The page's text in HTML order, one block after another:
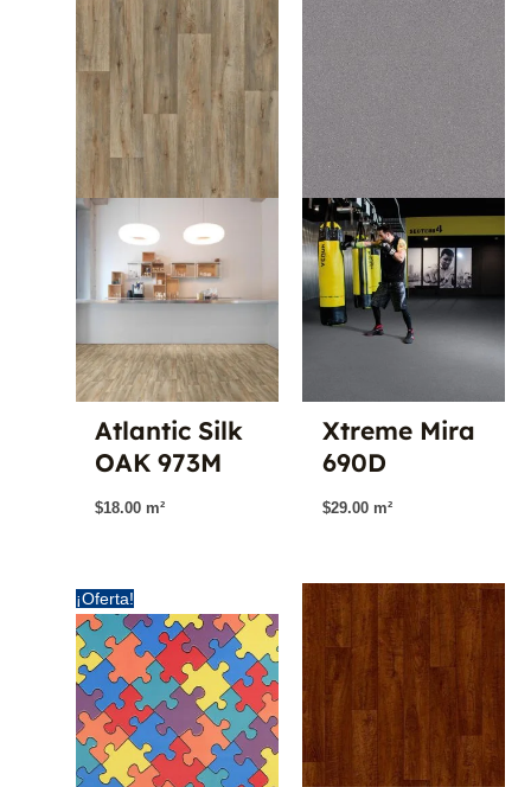
Atlantic Silk
OAK 973M
$18.00 m²
Xtreme Mira
690D
$29.00m²
¡Oferta!